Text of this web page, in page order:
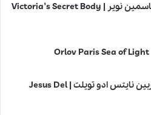
بادی اسپلش ویکتوریا سکرت جاسمین نویر | Victoria’s Secret Body
عطر ادکلن جسوس دل پوزو عربین نایتس ادو تویلت | Jesus Del